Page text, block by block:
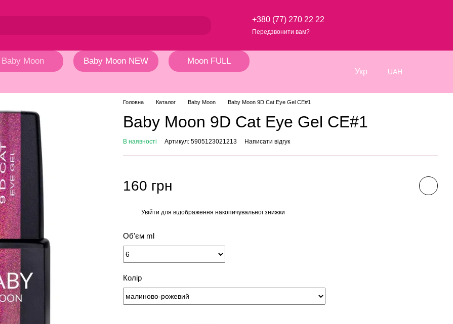
+380 (77) 270 22 22
Передзвонити вам?
Baby Moon Baby Moon NEW Moon FULL
Укр UAH
Головна Каталог Baby Moon Baby Moon 9D Cat Eye Gel CE#1
Baby Moon 9D Cat Eye Gel CE#1
В наявності Артикул: 5905123021213 Написати відгук
160 грн
Увійти для відображення накопичувальної знижки
Об'єм ml
Колір